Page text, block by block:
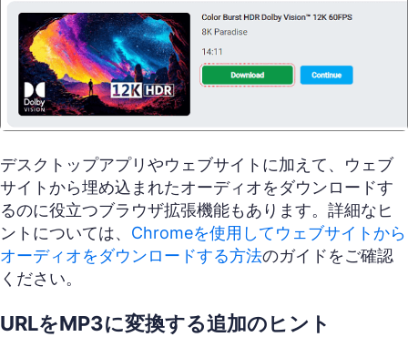
デスクトップアプリやウェブサイトに加えて、ウェブ
サイトから埋め込まれたオーディオをダウンロードす
るのに役立つブラウザ拡張機能もあります。詳細なヒ
ントについては、 Chromeを使用してウェブサイトから
オーディオをダウンロードする方法のガイドをご確認
ください。
URLをMP3に変換する追加のヒント